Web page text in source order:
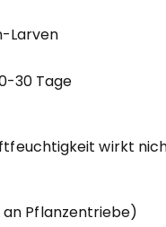
Larven
30 Tage
wirkt
an Pflanzentriebe)